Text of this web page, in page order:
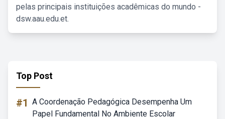
pelas principais instituições acadêmicas do mundo -
dsw.aau.edu.et.
Top Post
#1 A Coordenação Pedagógica Desempenha Um
Papel Fundamental No Ambiente Escolar